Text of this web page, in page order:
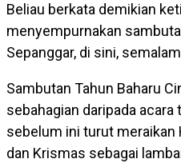
Beliau berkata demikian
menyempurnakan
Sepanggar, di sini,
Sambutan Tahun Baharu
sebahagian daripada acara
sebelum ini turut meraikan
dan Krismas sebagai